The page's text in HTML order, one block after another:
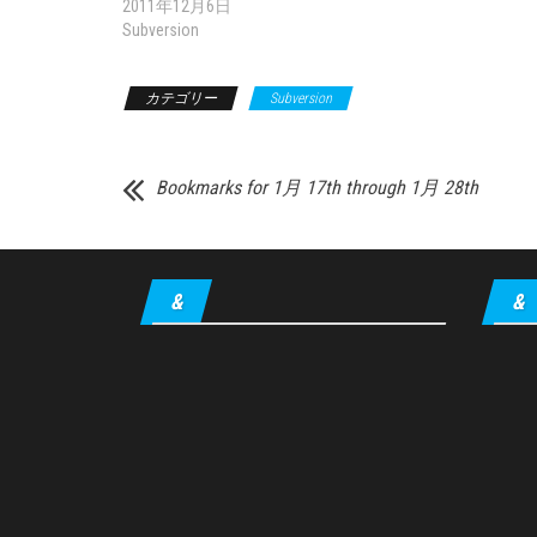
2011年12月6日
Subversion
カテゴリー Subversion
Bookmarks for 1月 17th through 1月 28th
& &